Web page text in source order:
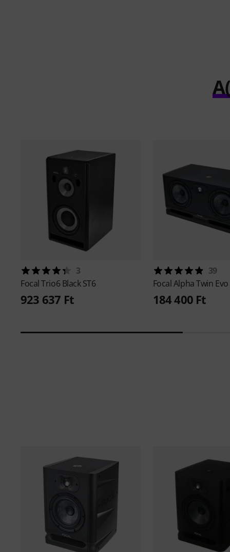
3
FocalTrio6 Black ST6
923 637 Ft
39
FocalAlpha Twin Evo
184 400 Ft